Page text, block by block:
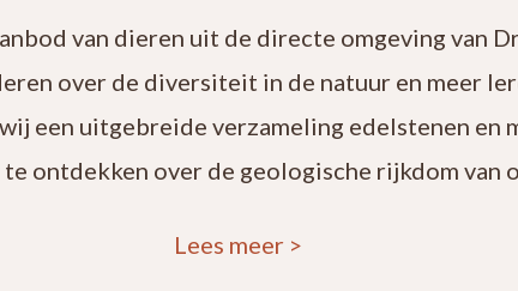
van dieren uit de directe omgeving van
over de diversiteit in de natuur en meer
een uitgebreide verzameling edelstenen en
ontdekken over de geologische rijkdom van
Lees meer >